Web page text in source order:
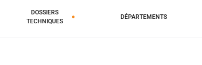
DOSSIERS
TECHNIQUES
DÉPARTEMENTS